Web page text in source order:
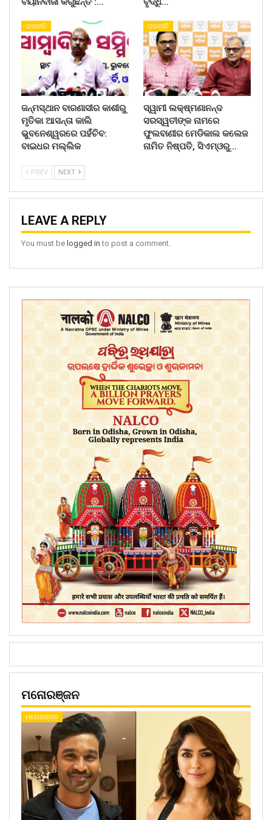
ରାଜନୀତି
ଜନ୍ମସ୍ଥାନ ବାରଣାସୀର କାଶୀରୁ
ମୃତିକା ଆସନ୍ତା କାଲି
ଭୁବନେଶ୍ୱରରେ ପହଁଚିବ:
ବାଇଧର ମଲ୍ଲିକ
ରାଜନୀତି
ସ୍ୱାମୀ ଲକ୍ଷ୍ମଣାନନ୍ଦ
ସରସ୍ୱତୀଙ୍କ ନାମରେ
ଫୁଲବାଣୀର ମେଡିକାଲ କଲେଜ
ନାମିତ ନିଷ୍ପତି, ସିଏମ୍‌ଓରୁ…
PREV NEXT
LEAVE A REPLY
You must be logged in to post a comment.
ମନୋରଞ୍ଜନ
ମନୋରଞ୍ଜନ